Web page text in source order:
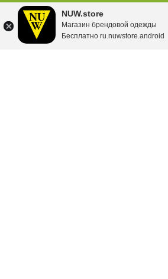
NUW.store
Магазин брендовой одежды
Бесплатно ru.nuwstore.android